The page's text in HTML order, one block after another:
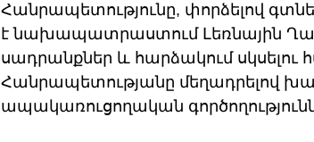
Հանրապետությունը, փորձելով
է նախապատրաստում Լեռնային
սադրանքներ և հարձակում սկսելու
Հանրապետությանը մեղադրելով
ապակառուցողական